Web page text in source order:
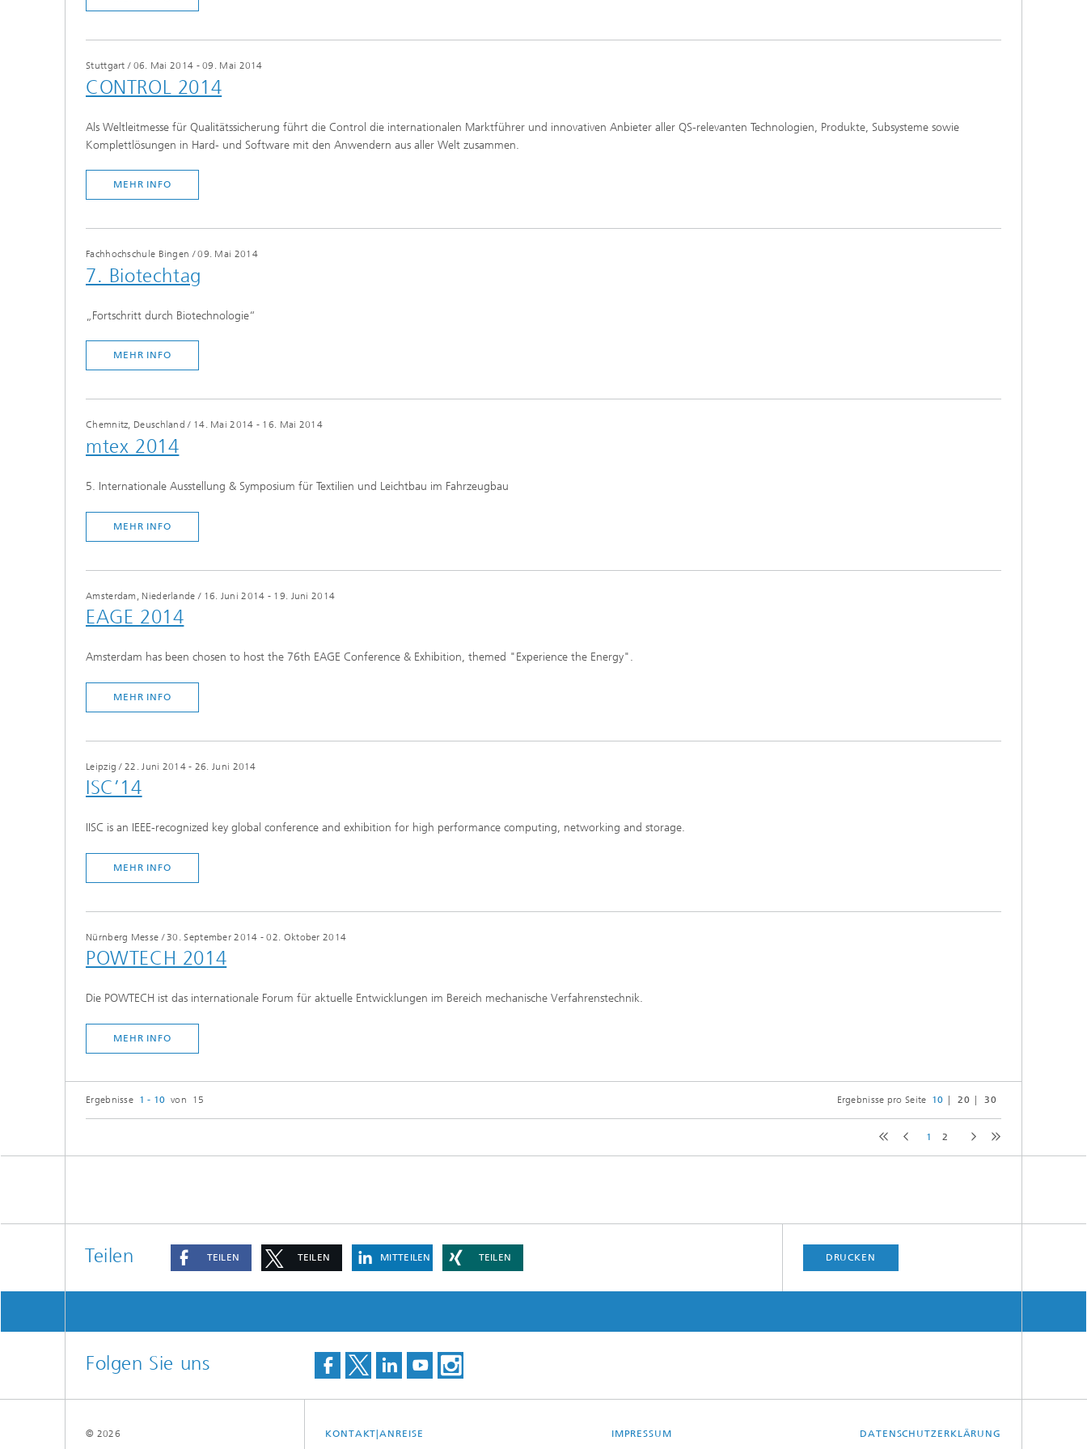
Modellreduktion
Stuttgart / 06. Mai 2014 - 09. Mai 2014
CONTROL 2014
Als Weltleitmesse für Qualitätssicherung führt die Control die internationalen Marktführer und innovativen Anbieter aller QS-relevanten Technologien, Produkte, Subsysteme sowie
Komplettlösungen in Hard- und Software mit den Anwendern aus aller Welt zusammen.
MEHR INFO
Fachhochschule Bingen /09. Mai 2014
7. Biotechtag
„Fortschritt durch Biotechnologie“
MEHR INFO
Chemnitz, Deuschland / 14. Mai 2014 - 16. Mai 2014
mtex 2014
5. Internationale Ausstellung & Symposium für Textilien und Leichtbau im Fahrzeugbau
MEHR INFO
Amsterdam, Niederlande / 16. Juni 2014 - 19. Juni 2014
EAGE 2014
Amsterdam has been chosen to host the 76th EAGE Conference & Exhibition, themed "Experience the Energy".
MEHR INFO
Leipzig / 22. Juni 2014 - 26. Juni 2014
ISC’14
IISC is an IEEE-recognized key global conference and exhibition for high performance computing, networking and storage.
MEHR INFO
Nürnberg Messe / 30. September 2014 - 02. Oktober 2014
POWTECH 2014
Die POWTECH ist das internationale Forum für aktuelle Entwicklungen im Bereich mechanische Verfahrenstechnik.
MEHR INFO
Ergebnisse 1 - 10 von 15 Ergebnisse pro Seite 10 20 30
1 2
Teilen TEILEN TEILEN MITTEILEN TEILEN DRUCKEN
Folgen Sie uns
KONTAKT|ANREISE IMPRESSUM DATENSCHUTZERKLÄRUNG
© 2026